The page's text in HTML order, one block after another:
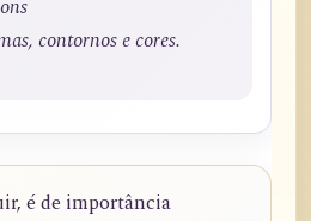
contornos e cores.
é de importância